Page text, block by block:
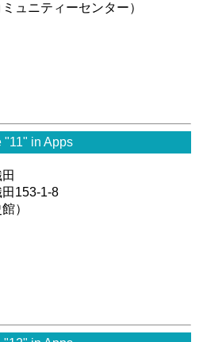
ュニティーセンター）
"11" in Apps
153-1-8
）